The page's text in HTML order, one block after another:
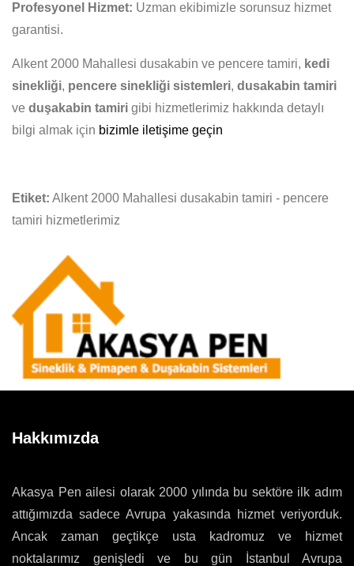
Profesyonel Hizmet: Uzman ekibimizle sorunsuz hizmet
garantisi.
Alkent 2000 Mahallesi dusakabin ve pencere tamiri, kedi
sinekliği, pencere sinekliği sistemleri, dusakabin tamiri
ve duşakabin tamiri gibi hizmetlerimiz hakkında detaylı
bilgi almak için bizimle iletişime geçin
Etiket: Alkent 2000 Mahallesi dusakabin tamiri - pencere
tamiri hizmetlerimiz
Hakkımızda
Akasya Pen ailesi olarak 2000 yılında bu sektöre ilk adım
attığımızda sadece Avrupa yakasında hizmet veriyorduk.
Ancak zaman geçtikçe usta kadromuz ve hizmet
noktalarımız genişledi ve bu gün İstanbul Avrupa